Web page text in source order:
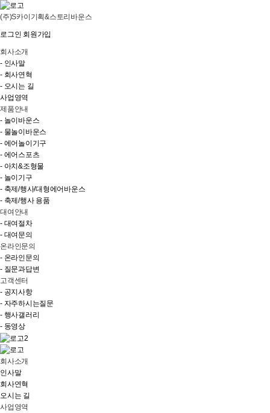
(주)S카이기획&스토리바운스
로그인 회원가입
회사소개
- 인사말
- 회사연혁
- 오시는 길
사업영역
제품안내
- 놀이바운스
- 물놀이바운스
- 에어놀이기구
- 에어스포츠
- 아치&조형물
- 놀이기구
- 축제/행사/대형에어바운스
- 축제/행사 용품
대여안내
- 대여절차
- 대여문의
온라인문의
- 온라인문의
- 질문과답변
고객센터
- 공지사항
- 자주하시는질문
- 행사갤러리
- 동영상
회사소개
인사말
회사연혁
오시는 길
사업영역